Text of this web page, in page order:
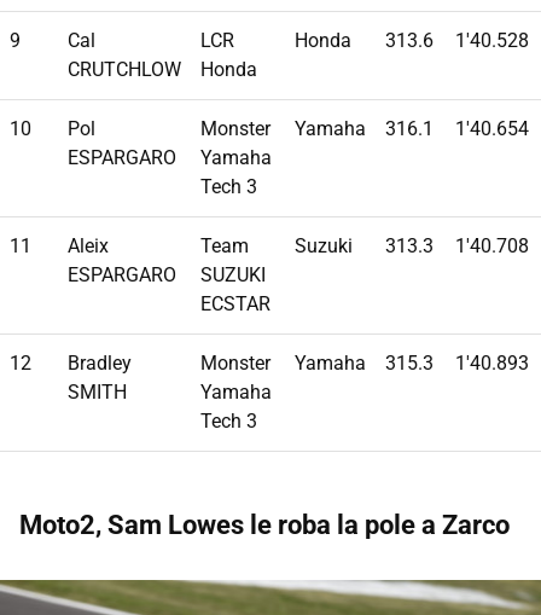
9
Cal
CRUTCHLOW
LCR
Honda
Honda 313.6 1'40.528
10
Pol
ESPARGARO
Monster
Yamaha
Tech 3
Yamaha 316.1 1'40.654
11
Aleix
ESPARGARO
Team
SUZUKI
ECSTAR
Suzuki 313.3 1'40.708
12
Bradley
SMITH
Monster
Yamaha
Tech 3
Yamaha 315.3 1'40.893
Moto2, Sam Lowes le roba la pole a Zarco